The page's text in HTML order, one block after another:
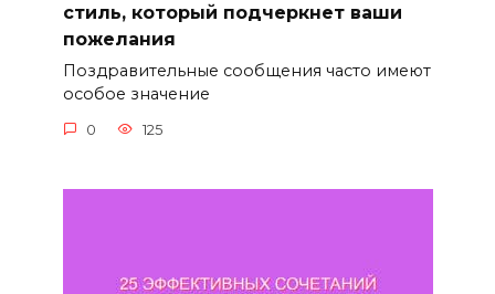
стиль, который подчеркнет ваши
пожелания
Поздравительные сообщения часто имеют
особое значение
0 125